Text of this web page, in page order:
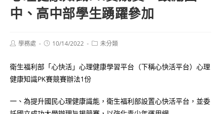
中、高中部學生踴躍參加
Post學務處
Post10/14/2022
Post未分類
衛生福利部「心快活」心理健康學習平台（下稱心快活平台）心理
健康知識PK賽競賽辦法1份
一、為提升國民心理健康識能，衛生福利部設置心快活平台，並委